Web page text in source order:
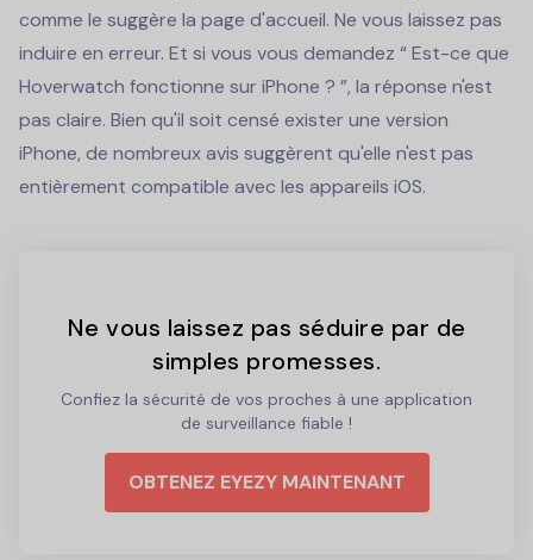
comme le suggère la page d'accueil. Ne vous laissez pas
induire en erreur. Et si vous vous demandez “ Est-ce que
Hoverwatch fonctionne sur iPhone ? ”, la réponse n'est
pas claire. Bien qu'il soit censé exister une version
iPhone, de nombreux avis suggèrent qu'elle n'est pas
entièrement compatible avec les appareils iOS.
Ne vous laissez pas séduire par de
simples promesses.
Confiez la sécurité de vos proches à une application
de surveillance fiable !
OBTENEZ EYEZY MAINTENANT